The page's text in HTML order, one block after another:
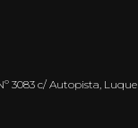
3083 c/ Autopista, Luque